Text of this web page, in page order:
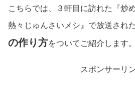
こちらでは、３軒目に訪れた『炒
熱々じゅんさいメシ』で放送された
の作り方をついてご紹介します。
スポンサーリ